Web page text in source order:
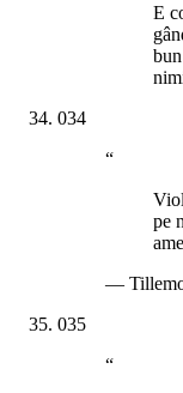
E
034
“
pe
—
035
“